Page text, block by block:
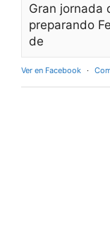
Gran jornada
preparando
de
Ver en Facebook ·